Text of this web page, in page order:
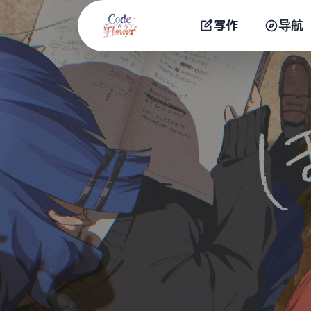
写作 导航